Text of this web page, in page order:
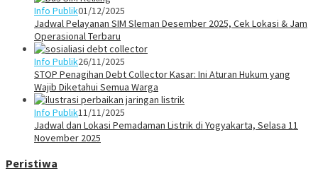
Info Publik01/12/2025
Jadwal Pelayanan SIM Sleman Desember 2025, Cek Lokasi & Jam
Operasional Terbaru
Info Publik26/11/2025
STOP Penagihan Debt Collector Kasar: Ini Aturan Hukum yang
Wajib Diketahui Semua Warga
Info Publik11/11/2025
Jadwal dan Lokasi Pemadaman Listrik di Yogyakarta, Selasa 11
November 2025
Peristiwa